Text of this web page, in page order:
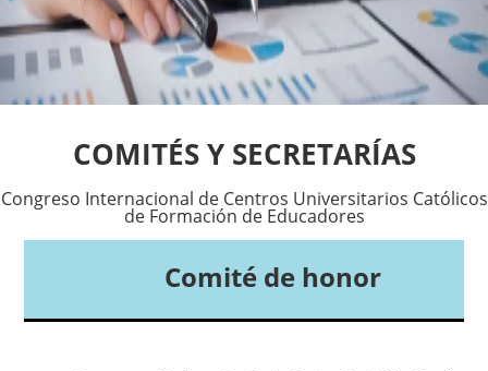
COMITÉS Y SECRETARÍAS
Congreso Internacional de Centros Universitarios Católicos
de Formación de Educadores
Comité de honor